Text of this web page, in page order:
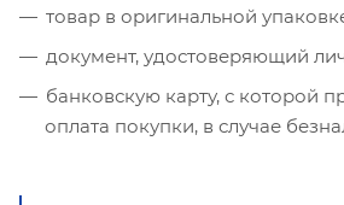
товар в оригинальной
документ, удостоверяющий
банковскую карту, с которой
оплата покупки, в случае